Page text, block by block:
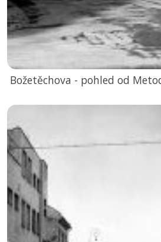
Božetěchova - pohled od